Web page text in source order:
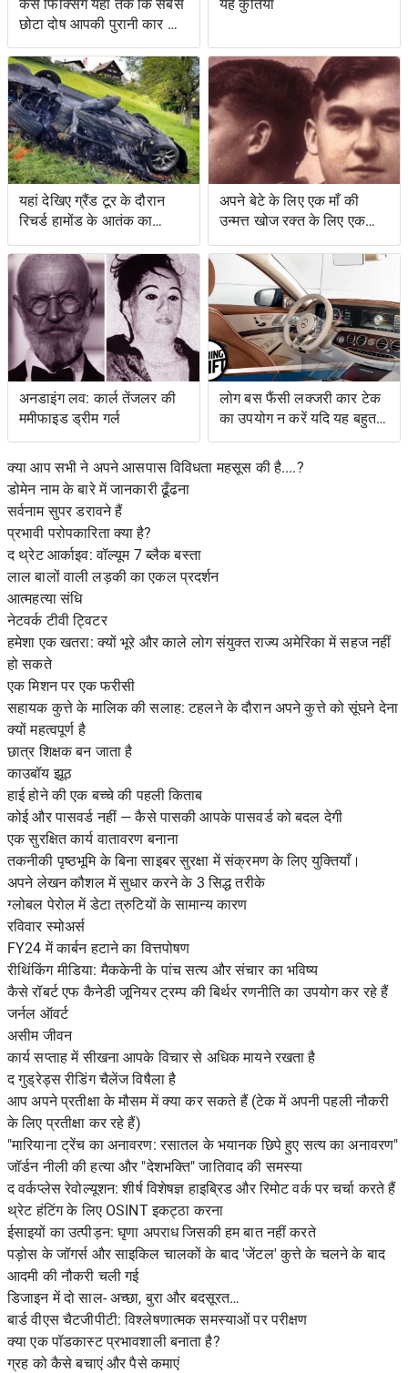
कैसे फिक्सिंग यहां तक ​​कि सबसे
छोटा दोष आपकी पुरानी कार को
नया जैसा महसूस करा सकता है
यह कुतिया
यहां देखिए ग्रैंड टूर के दौरान
रिचर्ड हामोंड के आतंक का
वीडियो
अपने बेटे के लिए एक माँ की
उन्मत्त खोज रक्त के लिए एक
स्वाद के साथ एक बचत किसान
के लिए नेतृत्व की
अनडाइंग लव: कार्ल तेंजलर की
ममीफाइड ड्रीम गर्ल
लोग बस फैंसी लक्जरी कार टेक
का उपयोग न करें यदि यह बहुत
जटिल है
क्या आप सभी ने अपने आसपास विविधता महसूस की है....?
डोमेन नाम के बारे में जानकारी ढूँढना
सर्वनाम सुपर डरावने हैं
प्रभावी परोपकारिता क्या है?
द थ्रेट आर्काइव: वॉल्यूम 7 ब्लैक बस्ता
लाल बालों वाली लड़की का एकल प्रदर्शन
आत्महत्या संधि
नेटवर्क टीवी ट्विटर
हमेशा एक खतरा: क्यों भूरे और काले लोग संयुक्त राज्य अमेरिका में सहज नहीं
हो सकते
एक मिशन पर एक फरीसी
सहायक कुत्ते के मालिक की सलाह: टहलने के दौरान अपने कुत्ते को सूंघने देना
क्यों महत्वपूर्ण है
छात्र शिक्षक बन जाता है
काउबॉय झूठ
हाई होने की एक बच्चे की पहली किताब
कोई और पासवर्ड नहीं — कैसे पासकी आपके पासवर्ड को बदल देगी
एक सुरक्षित कार्य वातावरण बनाना
तकनीकी पृष्ठभूमि के बिना साइबर सुरक्षा में संक्रमण के लिए युक्तियाँ।
अपने लेखन कौशल में सुधार करने के 3 सिद्ध तरीके
ग्लोबल पेरोल में डेटा त्रुटियों के सामान्य कारण
रविवार स्मोअर्स
FY24 में कार्बन हटाने का वित्तपोषण
रीथिंकिंग मीडिया: मैककेनी के पांच सत्य और संचार का भविष्य
कैसे रॉबर्ट एफ कैनेडी जूनियर ट्रम्प की बिर्थर रणनीति का उपयोग कर रहे हैं
जर्नल ऑवर्ट
असीम जीवन
कार्य सप्ताह में सीखना आपके विचार से अधिक मायने रखता है
द गुड्रेड्स रीडिंग चैलेंज विषैला है
आप अपने प्रतीक्षा के मौसम में क्या कर सकते हैं (टेक में अपनी पहली नौकरी
के लिए प्रतीक्षा कर रहे हैं)
"मारियाना ट्रेंच का अनावरण: रसातल के भयानक छिपे हुए सत्य का अनावरण"
जॉर्डन नीली की हत्या और "देशभक्ति" जातिवाद की समस्या
द वर्कप्लेस रेवोल्यूशन: शीर्ष विशेषज्ञ हाइब्रिड और रिमोट वर्क पर चर्चा करते हैं
थ्रेट हंटिंग के लिए OSINT इकट्ठा करना
ईसाइयों का उत्पीड़न: घृणा अपराध जिसकी हम बात नहीं करते
पड़ोस के जॉगर्स और साइकिल चालकों के बाद 'जेंटल' कुत्ते के चलने के बाद
आदमी की नौकरी चली गई
डिजाइन में दो साल- अच्छा, बुरा और बदसूरत…
बार्ड वीएस चैटजीपीटी: विश्लेषणात्मक समस्याओं पर परीक्षण
क्या एक पॉडकास्ट प्रभावशाली बनाता है?
ग्रह को कैसे बचाएं और पैसे कमाएं